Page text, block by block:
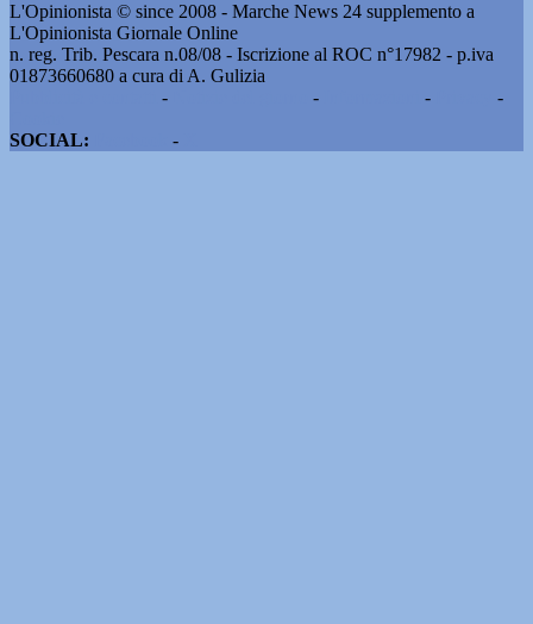
L'Opinionista © since 2008 - Marche News 24 supplemento a
L'Opinionista Giornale Online
n. reg. Trib. Pescara n.08/08 - Iscrizione al ROC n°17982 - p.iva
01873660680 a cura di A. Gulizia
- - -
-
SOCIAL:
-